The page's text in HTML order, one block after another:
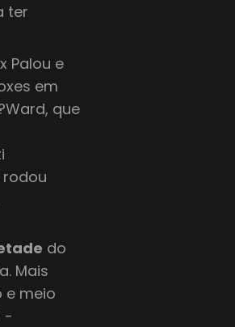
ter
Palou e
em
que
rodou
do
Mais
e meio
-